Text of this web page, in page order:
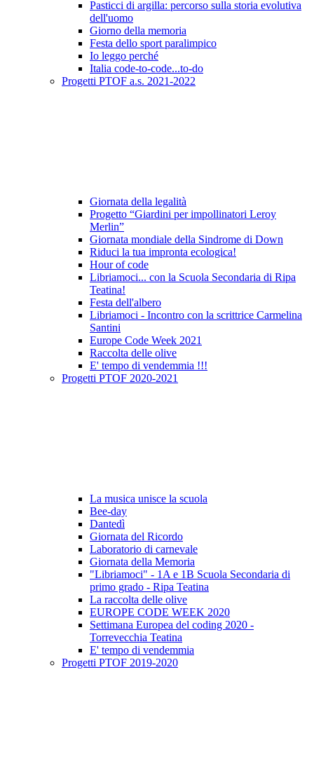
Pasticci di argilla: percorso sulla storia evolutiva
dell'uomo
Giorno della memoria
Festa dello sport paralimpico
Io leggo perché
Italia code-to-code...to-do
Progetti PTOF a.s. 2021-2022
Giornata della legalità
Progetto “Giardini per impollinatori Leroy
Merlin”
Giornata mondiale della Sindrome di Down
Riduci la tua impronta ecologica!
Hour of code
Libriamoci... con la Scuola Secondaria di Ripa
Teatina!
Festa dell'albero
Libriamoci - Incontro con la scrittrice Carmelina
Santini
Europe Code Week 2021
Raccolta delle olive
E' tempo di vendemmia !!!
Progetti PTOF 2020-2021
La musica unisce la scuola
Bee-day
Dantedì
Giornata del Ricordo
Laboratorio di carnevale
Giornata della Memoria
"Libriamoci" - 1A e 1B Scuola Secondaria di
primo grado - Ripa Teatina
La raccolta delle olive
EUROPE CODE WEEK 2020
Settimana Europea del coding 2020 -
Torrevecchia Teatina
E' tempo di vendemmia
Progetti PTOF 2019-2020